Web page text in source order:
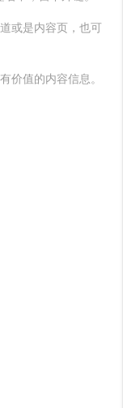
或是内容页，也可
值的内容信息。